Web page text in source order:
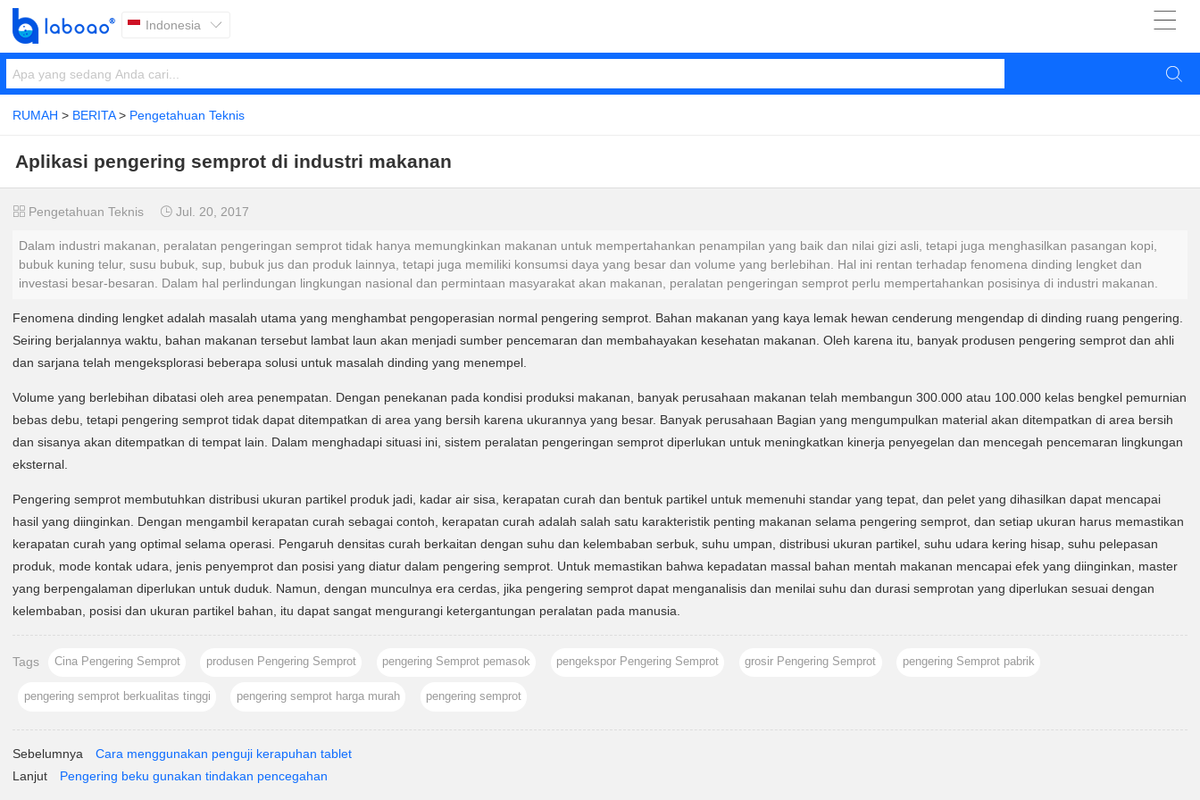
Indonesia  

RUMAH > BERITA> Pengetahuan Teknis
Aplikasi pengering semprot di industri makanan
 Pengetahuan Teknis  Jul. 20, 2017
Dalam industri makanan, peralatan pengeringan semprot tidak hanya memungkinkan makanan untuk mempertahankan penampilan yang baik dan nilai gizi asli, tetapi juga menghasilkan pasangan kopi,
bubuk kuning telur, susu bubuk, sup, bubuk jus dan produk lainnya, tetapi juga memiliki konsumsi daya yang besar dan volume yang berlebihan. Hal ini rentan terhadap fenomena dinding lengket dan
investasi besar-besaran. Dalam hal perlindungan lingkungan nasional dan permintaan masyarakat akan makanan, peralatan pengeringan semprot perlu mempertahankan posisinya di industri makanan.
Fenomena dinding lengket adalah masalah utama yang menghambat pengoperasian normal pengering semprot. Bahan makanan yang kaya lemak hewan cenderung mengendap di dinding ruang pengering.
Seiring berjalannya waktu, bahan makanan tersebut lambat laun akan menjadi sumber pencemaran dan membahayakan kesehatan makanan. Oleh karena itu, banyak produsen pengering semprot dan ahli
dan sarjana telah mengeksplorasi beberapa solusi untuk masalah dinding yang menempel.
Volume yang berlebihan dibatasi oleh area penempatan. Dengan penekanan pada kondisi produksi makanan, banyak perusahaan makanan telah membangun 300.000 atau 100.000 kelas bengkel pemurnian
bebas debu, tetapi pengering semprot tidak dapat ditempatkan di area yang bersih karena ukurannya yang besar. Banyak perusahaan Bagian yang mengumpulkan material akan ditempatkan di area bersih
dan sisanya akan ditempatkan di tempat lain. Dalam menghadapi situasi ini, sistem peralatan pengeringan semprot diperlukan untuk meningkatkan kinerja penyegelan dan mencegah pencemaran lingkungan
eksternal.
Pengering semprot membutuhkan distribusi ukuran partikel produk jadi, kadar air sisa, kerapatan curah dan bentuk partikel untuk memenuhi standar yang tepat, dan pelet yang dihasilkan dapat mencapai
hasil yang diinginkan. Dengan mengambil kerapatan curah sebagai contoh, kerapatan curah adalah salah satu karakteristik penting makanan selama pengering semprot, dan setiap ukuran harus memastikan
kerapatan curah yang optimal selama operasi. Pengaruh densitas curah berkaitan dengan suhu dan kelembaban serbuk, suhu umpan, distribusi ukuran partikel, suhu udara kering hisap, suhu pelepasan
produk, mode kontak udara, jenis penyemprot dan posisi yang diatur dalam pengering semprot. Untuk memastikan bahwa kepadatan massal bahan mentah makanan mencapai efek yang diinginkan, master
yang berpengalaman diperlukan untuk duduk. Namun, dengan munculnya era cerdas, jika pengering semprot dapat menganalisis dan menilai suhu dan durasi semprotan yang diperlukan sesuai dengan
kelembaban, posisi dan ukuran partikel bahan, itu dapat sangat mengurangi ketergantungan peralatan pada manusia.
Tags Cina Pengering Semprot produsen Pengering Semprot pengering Semprot pemasok pengekspor Pengering Semprot grosir Pengering Semprot pengering Semprot pabrik
pengering semprot berkualitas tinggi pengering semprot harga murah pengering semprot
Sebelumnya
Cara menggunakan penguji kerapuhan tablet
Lanjut
Pengering beku gunakan tindakan pencegahan